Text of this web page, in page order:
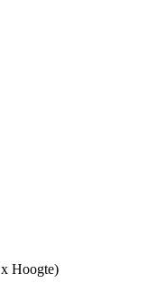
Hoogte)